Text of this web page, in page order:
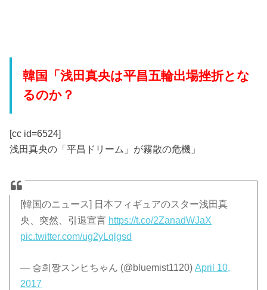
韓国「浅田真央は平昌五輪出場挫折とな
るのか？
[cc id=6524]
浅田真央の「平昌ドリーム」が霧散の危機」
[韓国のニュース] 日本フィギュアのスター浅田真
央、突然、引退宣言 https://t.co/2ZanadWJaX
pic.twitter.com/ug2yLqlgsd
— 승희짱スンヒちゃん (@bluemist1120)April 10,
2017